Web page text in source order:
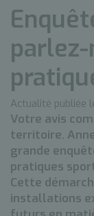
Actualité publiée
Votre avis
territoire.
grande
pratiques
Cette
installations